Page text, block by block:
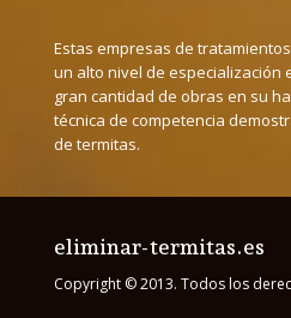
Estas empresas de
un alto nivel de especialización
gran cantidad de obras en su
técnica de competencia
de termitas.
eliminar-termitas.es
Copyright © 2013. Todos los